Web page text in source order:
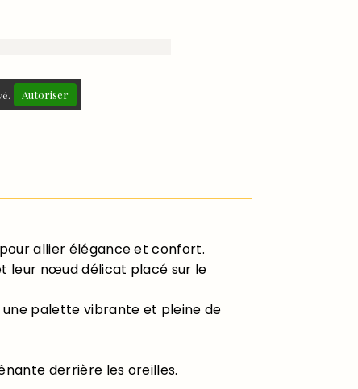
Autoriser
allier élégance et confort.
leur nœud délicat placé sur le
palette vibrante et pleine de
derrière les oreilles.